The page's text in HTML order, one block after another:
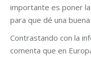
importante es poner
para que dé una
Contrastando con la
comenta que en